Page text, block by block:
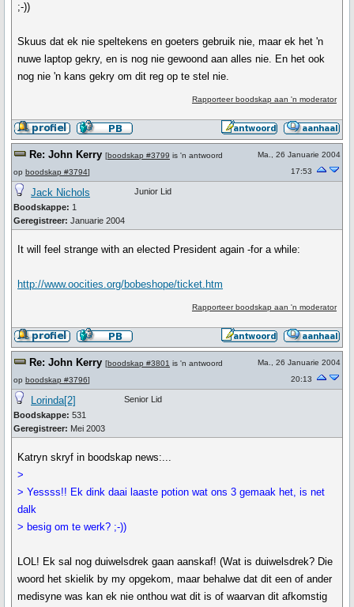
;-))
Skuus dat ek nie speltekens en goeters gebruik nie, maar ek het 'n
nuwe laptop gekry, en is nog nie gewoond aan alles nie. En het ook
nog nie 'n kans gekry om dit reg op te stel nie.
Rapporteer boodskap aan 'n moderator
Re: John Kerry [boodskap #3799 is 'n antwoord
op boodskap #3794]
Ma., 26 Januarie 2004
17:53
Jack Nichols
Boodskappe: 1
Geregistreer: Januarie 2004
Junior Lid
It will feel strange with an elected President again -for a while:
http://www.oocities.org/bobeshope/ticket.htm
Rapporteer boodskap aan 'n moderator
Re: John Kerry [boodskap #3801 is 'n antwoord
op boodskap #3796]
Ma., 26 Januarie 2004
20:13
Lorinda[2]
Boodskappe: 531
Geregistreer: Mei 2003
Senior Lid
Katryn skryf in boodskap news:...
>
> Yessss!! Ek dink daai laaste potion wat ons 3 gemaak het, is net
dalk
> besig om te werk? ;-))
LOL! Ek sal nog duiwelsdrek gaan aanskaf! (Wat is duiwelsdrek? Die
woord het skielik by my opgekom, maar behalwe dat dit een of ander
medisyne was kan ek nie onthou wat dit is of waarvan dit afkomstig